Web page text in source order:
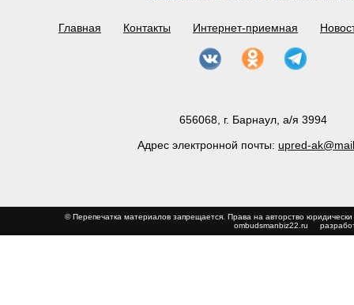
Главная Контакты Интернет-приемная
656068, г. Барнаул, а/я 3994
Адрес электронной почты: upred-
© Перепечатка материалов запрещается. Права на авторство
ombudsmanbiz22.ru